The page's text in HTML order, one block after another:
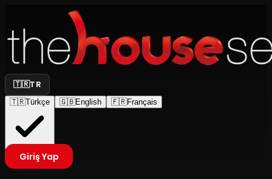
🇹🇷TR
🇹🇷Türkçe 🇬🇧English 🇫🇷Français
Giriş Yap